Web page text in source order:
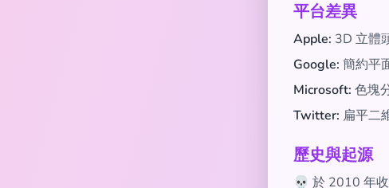
平台差異
Apple: 3D 立體
Google: 簡約平
Microsoft: 色塊
Twitter: 扁平二
歷史與起源
💀 於 2010 年